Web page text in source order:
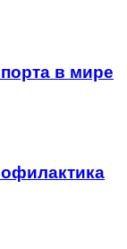
в мире